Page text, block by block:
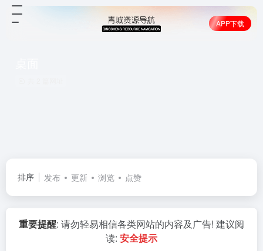
赞助我们
APP下载
排序 发布 更新 浏览 点赞
重要提醒: 请勿轻易相信各类网站的内容及广告! 建议阅
读: 安全提示